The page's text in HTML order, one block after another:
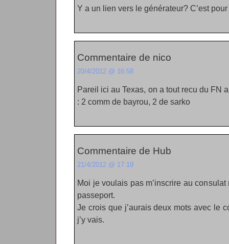
Y a un lien vers le générateur? C’est
Commentaire de nico
20/4/2012 @ 16:58
Pareil ici au Texas, on a tout recu du FN
: 2 comm de bayrou, 2 de sarko
Commentaire de Hub
21/4/2012 @ 17:19
Moi je voulais pas m’inscrire au
passeport.
Je crois que j’aurais deux mots avec le
j’y vais.